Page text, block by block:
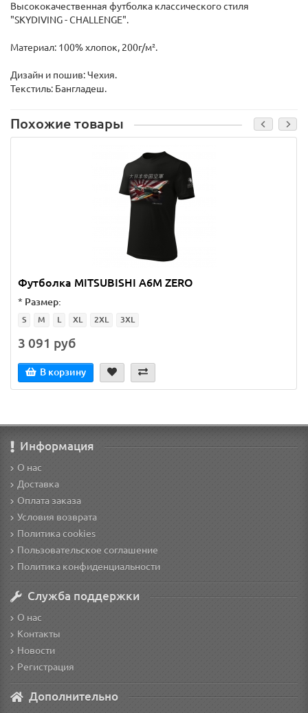
Высококачественная футболка классического стиля
"SKYDIVING - CHALLENGE".
Материал: 100% хлопок, 200г/м².
Дизайн и пошив: Чехия.
Текстиль: Бангладеш.
Похожие товары
Футболка MITSUBISHI A6M ZERO
* Размер:
S M L XL 2XL 3XL
3 091 руб
В корзину
Информация
О нас
Доставка
Оплата заказа
Условия возврата
Политика cookies
Пользовательское соглашение
Политика конфиденциальности
Служба поддержки
О нас
Контакты
Новости
Регистрация
Дополнительно